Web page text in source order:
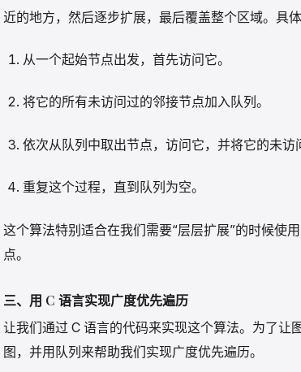
广度优先遍历（BFS）是一种非常直观的遍历方式
这个算法特别适合在我们需要“层层扩展”的时候使
三、用 C 语言实现广度优先遍历
让我们通过 C 语言的代码来实现这个算法。为了让